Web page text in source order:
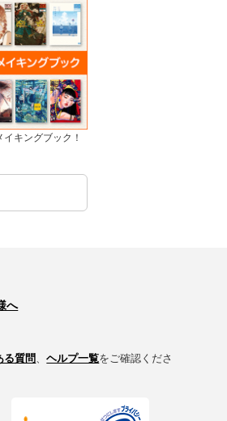
キングブック！
へ
る質問 、ヘルプ一覧をご確認くださ